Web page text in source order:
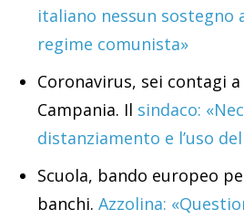
italiano nessun
regime comunista»
Coronavirus, sei contagi a
Campania. Il sindaco:
distanziamento e l’uso
Scuola, bando europeo
banchi. Azzolina: